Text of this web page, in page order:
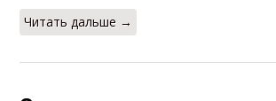
Сок в домашних
Читать дальше →